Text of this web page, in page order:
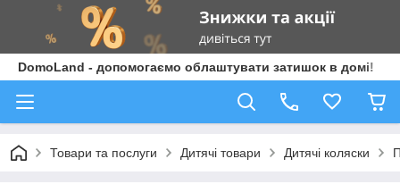
DomoLand - допомогаємо облаштувати затишок в домі!
Товари та послуги Дитячі товари Дитячі коляски